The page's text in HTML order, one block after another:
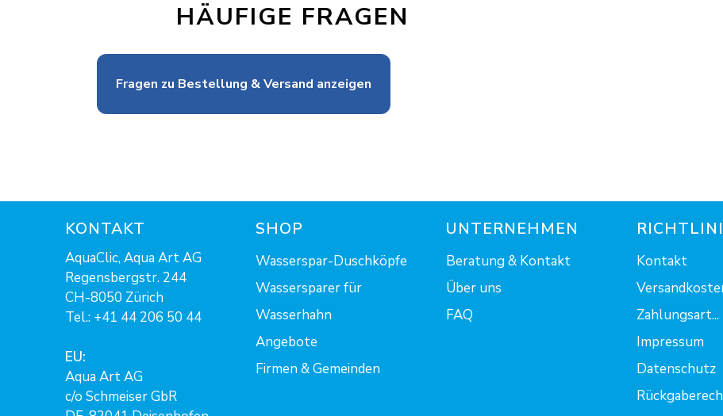
HÄUFIGE FRAGEN
Fragen zu Bestellung & Versand anzeigen
KONTAKT
AquaClic, Aqua Art AG
Regensbergstr. 244
CH-8050 Zürich
Tel.: +41 44 206 50 44
EU:
Aqua Art AG
c/o Schmeiser GbR
SHOP
Wasserspar-Duschköpfe
Wassersparer für
Wasserhahn
Angebote
Firmen & Gemeinden
UNTERNEHMEN
Beratung & Kontakt
Über uns
FAQ
Kontakt
Zahlungsart...
Impressum
Datenschutz